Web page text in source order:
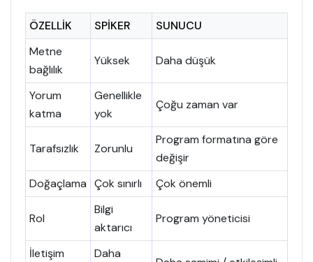
ÖZELLIK SPIKER
SUNUCU
Metne
bağlılık
Yüksek Daha düşük
Yorum
katma
Genellikle
yok
Çoğu zaman var
Tarafsızlık Zorunlu
Program formatına göre
değişir
Doğaçlama Çok sınırlı Çok önemli
Rol
Bilgi
aktarıcı
Program yöneticisi
İletişim Daha